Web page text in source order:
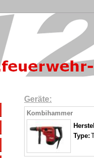
Geräte:
Kombihammer
Type: